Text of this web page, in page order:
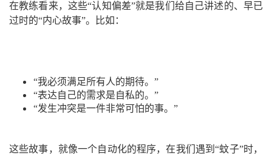
在教练看来，这些“认知偏差”就是我们给自己讲述的、早已
过时的“内心故事”。比如：
“我必须满足所有人的期待。”
“表达自己的需求是自私的。”
“发生冲突是一件非常可怕的事。”
这些故事，就像一个自动化的程序，在我们遇到“蚊子”时，